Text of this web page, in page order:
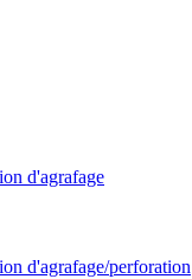
d'agrafage
d'agrafage/perforation